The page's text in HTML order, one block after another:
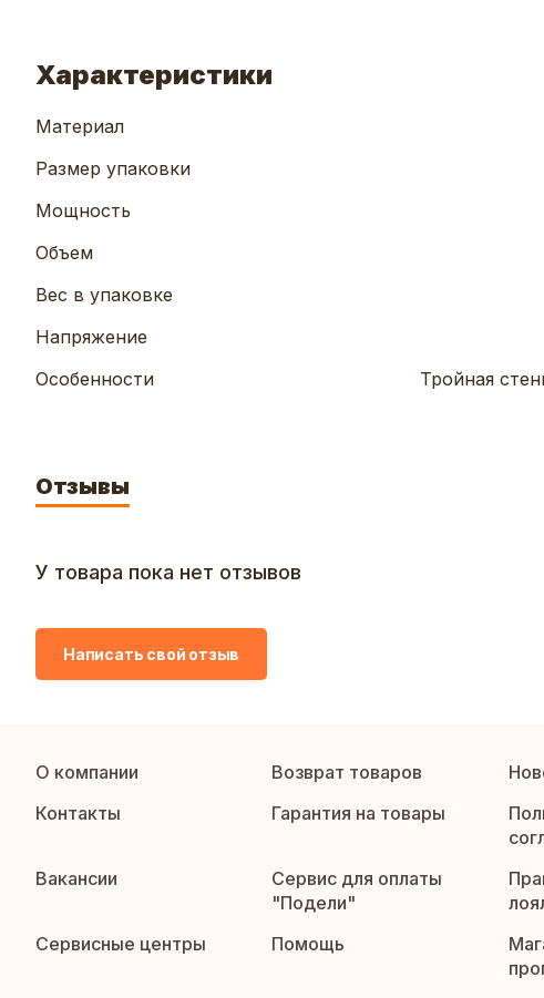
Характеристики
Материал
Размер упаковки
Мощность
Объем
Вес в упаковке
Напряжение
Особенности
Тройная
Отзывы
У товара пока нет отзывов
Написать свой отзыв
О компании Возврат товаров
Контакты
Гарантия на товары
Вакансии
Сервис для оплаты
"Подели"
Сервисные центры
Помощь